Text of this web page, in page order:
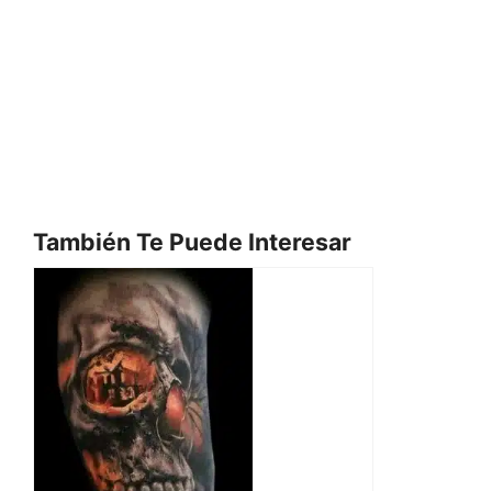
También Te Puede Interesar